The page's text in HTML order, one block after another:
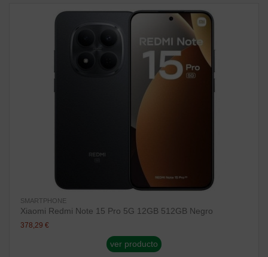
SMARTPHONE
Xiaomi Redmi Note 15 Pro 5G 12GB 512GB Negro
378,29 €
ver producto